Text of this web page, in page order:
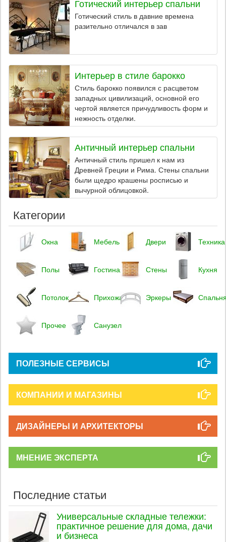
Готический интерьер спальни
Готический стиль в давние времена
разительно отличался в зав
Интерьер в стиле барокко
Стиль барокко появился с расцветом
западных цивилизаций, основной его
чертой является причудливость форм и
нежность отделки.
Античный интерьер спальни
Античный стиль пришел к нам из
Древней Греции и Рима. Стены спальни
были щедро крашены росписью и
вычурной облицовкой.
Категории
Окна Мебель Двери Техника
Полы Гостиная Стены Кухня
Потолок Прихожая Эркеры
Прочее Санузел
ПОЛЕЗНЫЕ СЕРВИСЫ
КОМПАНИИ И МАГАЗИНЫ
ДИЗАЙНЕРЫ И АРХИТЕКТОРЫ
МНЕНИЕ ЭКСПЕРТА
Последние статьи
Универсальные складные тележки:
практичное решение для дома, дачи
и бизнеса